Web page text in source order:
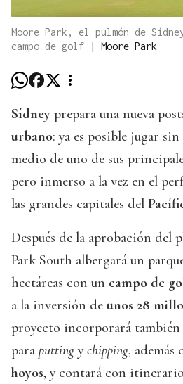
Moore Park, el pulmón de
campo de golf
| Moore Park
Sídney prepara una nueva
urbano: ya es posible jugar
medio de uno de sus
pero inmerso a la vez en el
las grandes capitales del
Después de la aprobación
Park South albergará un
hectáreas con un campo de
a la inversión de unos 28
proyecto incorporará también
para putting ychipping, además
hoyos, y contará con